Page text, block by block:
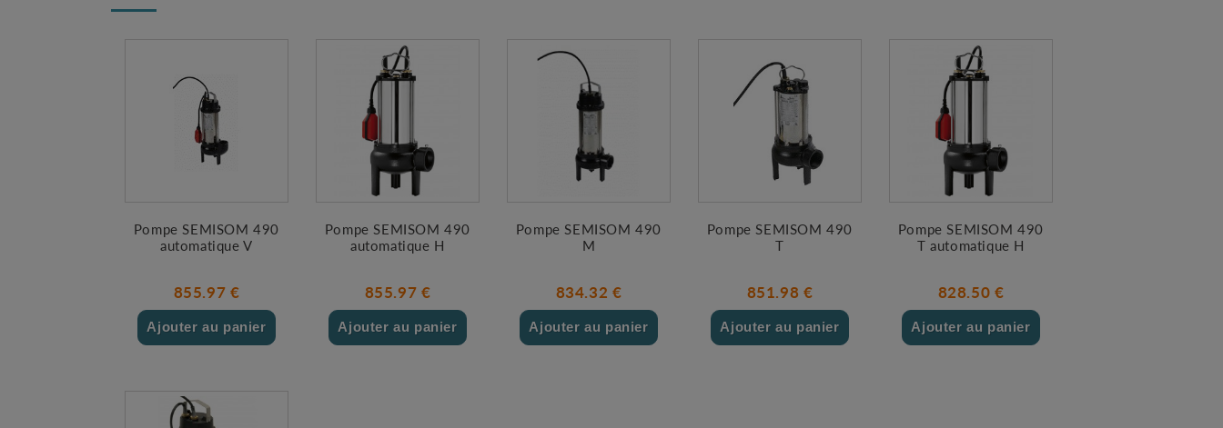
Pompe SEMISOM 490
automatique V
855.97 €
Ajouter au panier
Pompe SEMISOM 490
automatique H
855.97 €
Ajouter au panier
Pompe SEMISOM 490
M
834.32 €
Ajouter au panier
Pompe SEMISOM 490
T
851.98 €
Ajouter au panier
Pompe SEMISOM 490
T automatique H
828.50 €
Ajouter au panier